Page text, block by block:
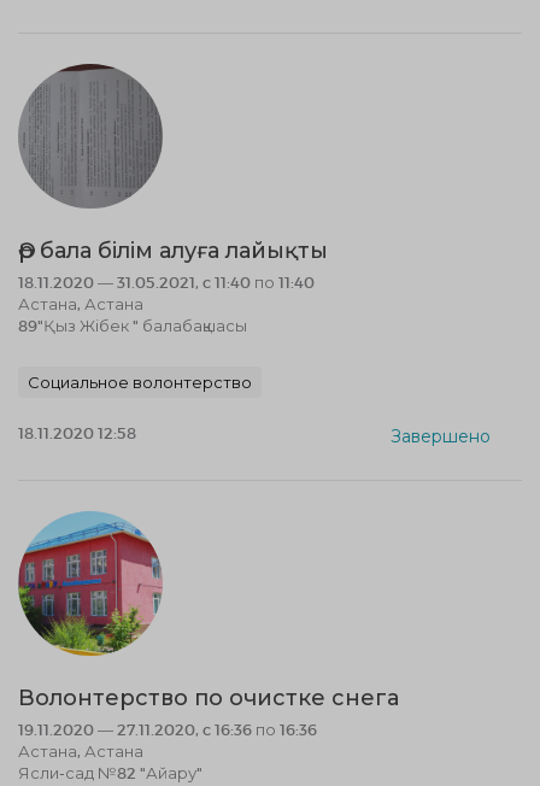
Әр бала білім алуға лайықты
18.11.2020 — 31.05.2021, c 11:40 по 11:40
Астана, Астана
89"Қыз Жібек " балабақшасы
Социальное волонтерство
18.11.2020 12:58 Завершено
Волонтерство по очистке снега
19.11.2020 — 27.11.2020, c 16:36 по 16:36
Астана, Астана
Ясли-сад №82 "Айару"